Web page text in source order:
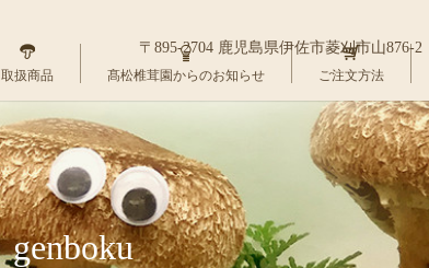
取扱商品 髙松椎茸園からのお知らせ ご注文方法
〒895-2704 鹿児島県伊佐市菱刈市山876-2
genboku